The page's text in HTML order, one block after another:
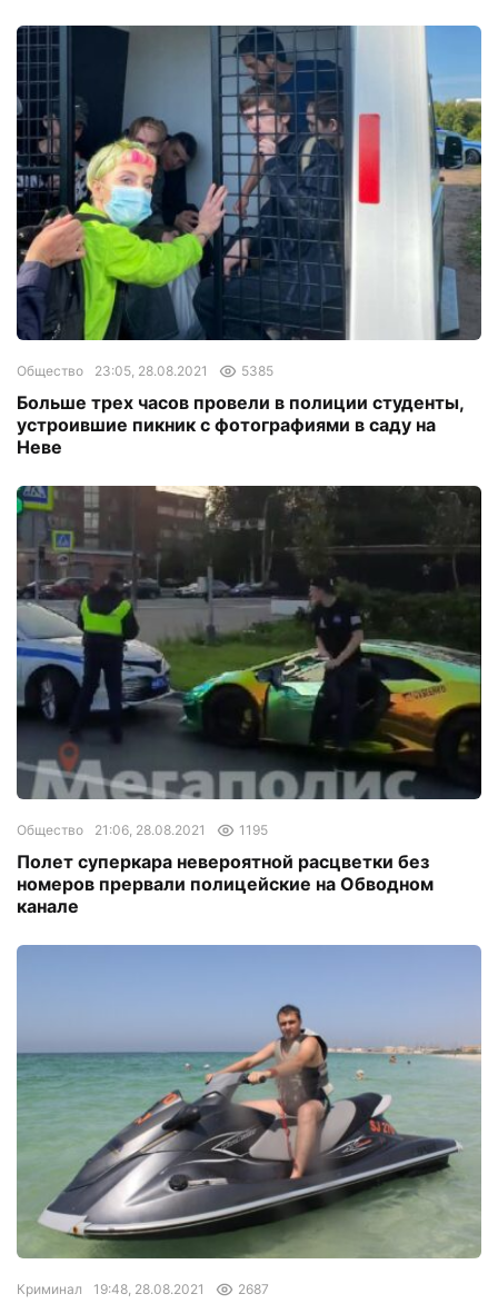
Общество 23:05, 28.08.2021 5385
Больше трех часов провели в полиции студенты,
устроившие пикник с фотографиями в саду на
Неве
Общество 21:06, 28.08.2021 1195
Полет суперкара невероятной расцветки без
номеров прервали полицейские на Обводном
канале
Криминал 19:48, 28.08.2021 2687